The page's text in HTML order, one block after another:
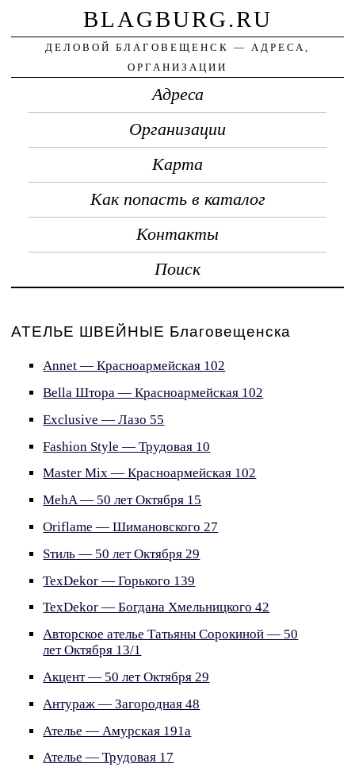
BLAGBURG.RU
ДЕЛОВОЙ БЛАГОВЕЩЕНСК — АДРЕСА,
ОРГАНИЗАЦИИ
Адреса
Организации
Карта
Как попасть в каталог
Контакты
Поиск
АТЕЛЬЕ ШВЕЙНЫЕ Благовещенска
Annet — Красноармейская 102
Bella Штора — Красноармейская 102
Exclusive — Лазо 55
Fashion Style — Трудовая 10
Master Mix — Красноармейская 102
MehA — 50 лет Октября 15
Oriflame — Шимановского 27
Sтиль — 50 лет Октября 29
TexDekor — Горького 139
TexDekor — Богдана Хмельницкого 42
Авторское ателье Татьяны Сорокиной — 50
лет Октября 13/1
Акцент — 50 лет Октября 29
Антураж — Загородная 48
Ателье — Амурская 191а
Ателье — Трудовая 17